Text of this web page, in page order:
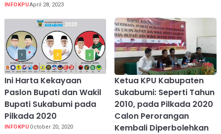
INFOKPUApril 28, 2023
Ini Harta Kekayaan
Paslon Bupati dan Wakil
Bupati Sukabumi pada
Pilkada 2020
INFOKPU October 20, 2020
Ketua KPU Kabupaten
Sukabumi: Seperti Tahun
2010, pada Pilkada 2020
Calon Perorangan
Kembali Diperbolehkan